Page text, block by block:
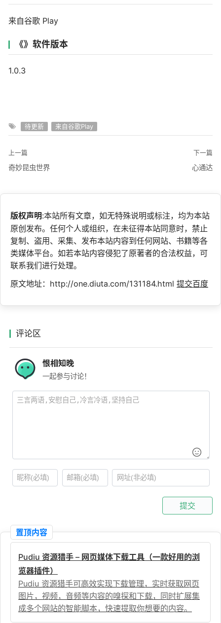
来自谷歌 Play
《》软件版本
1.0.3
待更新 来自谷歌Play
上一篇
奇妙昆虫世界
下一篇
心通达
版权声明:本站所有文章，如无特殊说明或标注，均为本站
原创发布。任何个人或组织，在未征得本站同意时，禁止
复制、盗用、采集、发布本站内容到任何网站、书籍等各
类媒体平台。如若本站内容侵犯了原著者的合法权益，可
联系我们进行处理。
原文地址：http://one.diuta.com/131184.html 提交百度
评论区
恨相知晚
一起参与讨论！
提交
置顶内容
Pudiu 资源猎手 – 网页媒体下载工具（一款好用的浏
览器插件）
Pudiu 资源猎手可高效实现下载管理，实时获取网页
图片，视频，音频等内容的嗅探和下载，同时扩展集
成多个网站的智能脚本，快速提取你想要的内容。